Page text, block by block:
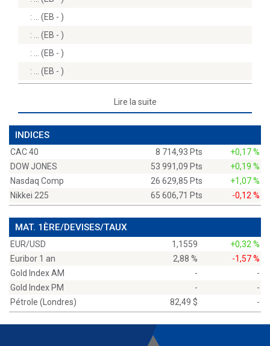
:
(EB - )
:
(EB - )
:
(EB - )
:
(EB - )
Lire la suite
INDICES
CAC 40 8 714,93 Pts
+0,17 %
DOW JONES
53 991,09 Pts
+0,19 %
Nasdaq Comp
26 629,85 Pts
+1,07 %
Nikkei 225
65 606,71 Pts -0,12 %
MAT. 1ÈRE/DEVISES/TAUX
EUR/USD 1,1559
+0,32 %
Euribor 1 an
2,88 %
-1,57 %
Gold Index AM
-
-
Gold Index PM
-
-
Pétrole (Londres)
82,49 $ -